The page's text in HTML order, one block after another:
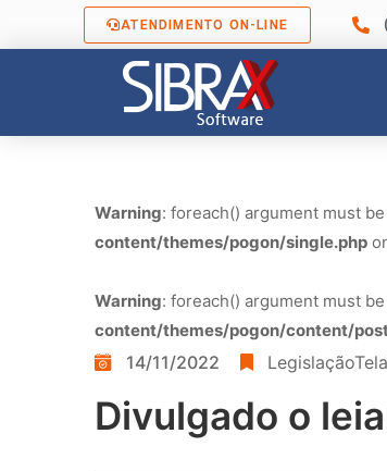
ATENDIMENTO ON-LINE
Warning: foreach() argument must
content/themes/pogon/single.php
Warning: foreach() argument must
content/themes/pogon/content/
14/11/2022
Divulgado o